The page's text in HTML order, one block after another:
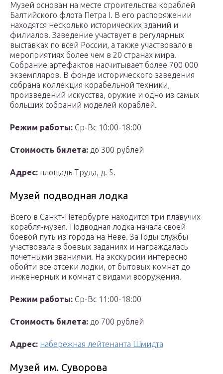
Музей основан на месте строительства кораблей
Балтийского флота Петра I. В его распоряжении
находятся несколько исторических зданий и
филиалов. Заведение участвует в регулярных
выставках по всей России, а также участвовало в
мероприятиях более чем в 20 странах мира.
Собрание артефактов насчитывает более 700 000
экземпляров. В фонде исторического заведения
собрана коллекция корабельной техники,
произведений искусства, оружие и одно из самых
больших собраний моделей кораблей.
Режим работы: Ср-Вс 10:00-18:00
Стоимость билета: до 300 рублей
Адрес: площадь Труда, д. 5.
Музей подводная лодка
Всего в Санкт-Петербурге находится три плавучих
корабля-музея. Подводная лодка начала своей
боевой путь из города на Неве. За Годы службы
участвовала в боевых заданиях и награждалась
почетными званиями. На экскурсии интересно
обойти все отсеки лодки, от бытовых комнат до
инженерных и комнат с видами вооружения.
Режим работы: Ср-Вс 11:00-18:00
Стоимость билета: до 700 рублей
Адрес: набережная лейтенанта Шмидта
Музей им. Суворова